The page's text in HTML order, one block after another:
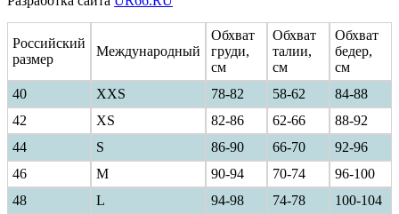
Российский
размер
Международный
Обхват
груди,
см
Обхват
талии,
см
Обхват
бедер,
см
40
ХXS 78-82 58-62
84-88
42
XS 82-86 62-66
88-92
44
S 86-90 66-70
92-96
46
M 90-94 70-74
96-100
48
L 94-98 74-78
100-104